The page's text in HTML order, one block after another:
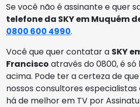
Se você não é assinante e quer
telefone da SKY em Muquém
0800 600 4990.
Você que quer contatar a SKY
Francisco através do 0800, é
acima. Pode ter a certeza de
nossos consultores
há de melhor em TV por